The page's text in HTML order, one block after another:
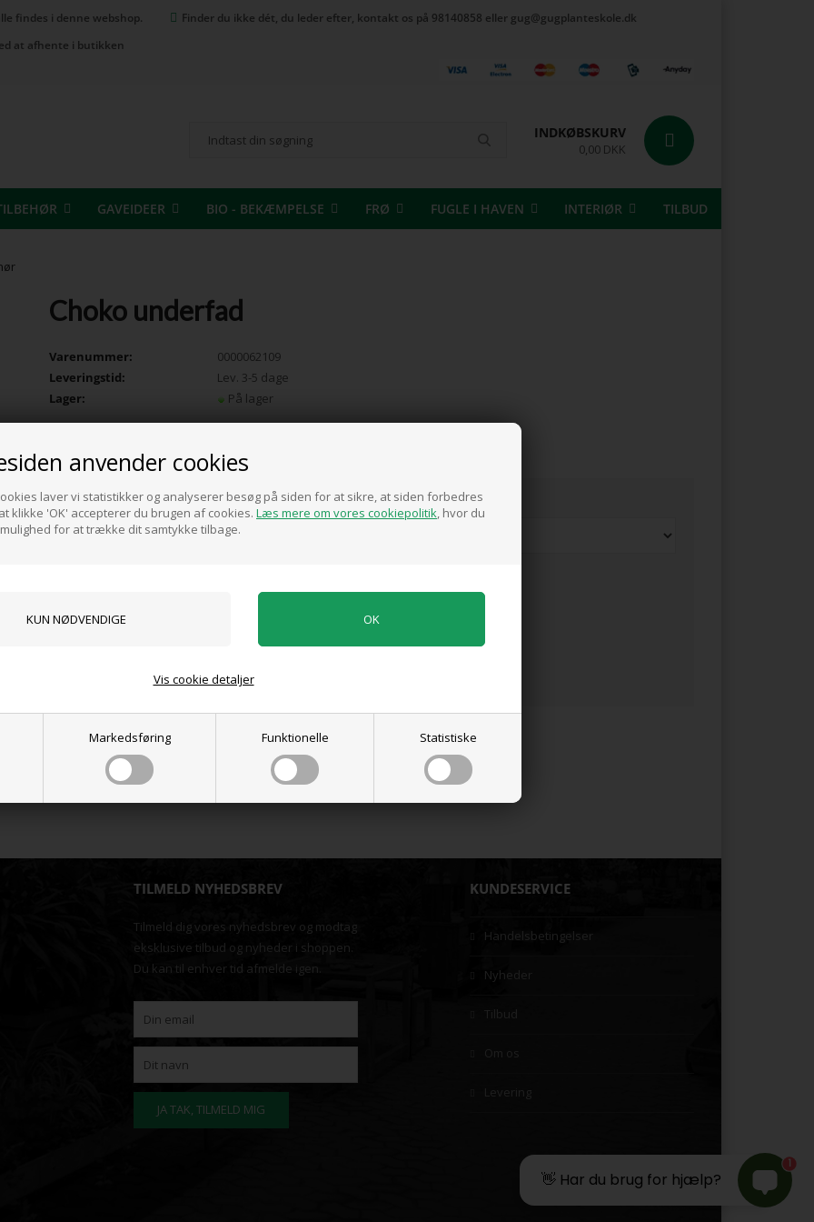
anvender cookies
laver vi statistikker og analyserer besøg på siden for at sikre, at siden forbedres
klikke 'OK' accepterer du brugen af cookies. Læs mere om vores cookiepolitik, hvor du
for at trække dit samtykke tilbage.
Markedsføring Funktionelle Statistiske
Vis cookie detaljer
findes i denne webshop.
Finder du ikke dét, du leder efter, kontakt os på 98140858 eller gug@gugplanteskole.dk
at afhente i butikken
INDKØBSKURV
0,00 DKK
GAVEIDEER BIO - BEKÆMPELSE FRØ FUGLE I HAVEN INTERIØR TILBUD
Choko underfad
Varenummer:
0000062109
Leveringstid:
Lev. 3-5 dage
Lager:
På lager
Fås i 2 forskellige størrelser.
Vælg størrelse
0 anmeldelser
Tilføj anmeldelse
TILMELD NYHEDSBREV
Tilmeld dig vores nyhedsbrev og modtag
eksklusive tilbud og nyheder i shoppen.
Du kan til enhver tid afmelde igen.
KUNDESERVICE
Handelsbetingelser
Nyheder
Tilbud
Levering
👋 Har du brug for hjælp?
1